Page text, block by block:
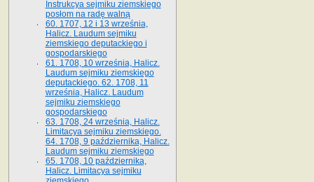
Instrukcya sejmiku ziemskiego
posłom na radę walną
60. 1707, 12 i 13 września,
Halicz. Laudum sejmiku
ziemskiego deputackiego i
gospodarskiego
61. 1708, 10 września, Halicz.
Laudum sejmiku ziemskiego
deputackiego. 62. 1708, 11
września, Halicz. Laudum
sejmiku ziemskiego
gospodarskiego
63. 1708, 24 września, Halicz.
Limitacya sejmiku ziemskiego.
64. 1708, 9 października, Halicz.
Laudum sejmiku ziemskiego
65­. 1708, 10 października,
Halicz. Limitacya sejmiku